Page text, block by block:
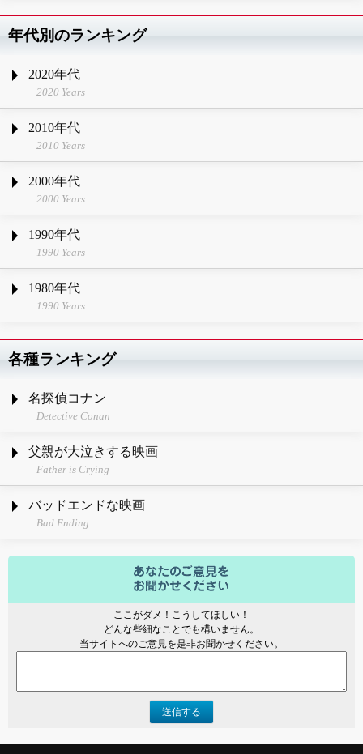
年代別のランキング
2020年代
2020 Years
2010年代
2010 Years
2000年代
2000 Years
1990年代
1990 Years
1980年代
1990 Years
各種ランキング
名探偵コナン
Detective Conan
父親が大泣きする映画
Father is Crying
バッドエンドな映画
Bad Ending
ここがダメ！こうしてほしい！
どんな些細なことでも構いません。
当サイトへのご意見を是非お聞かせください。
送信する